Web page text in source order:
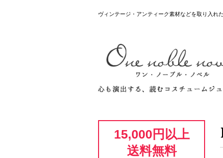
ヴィンテージ・アンティーク素材などを取り入れ
15,000円以上
送料無料